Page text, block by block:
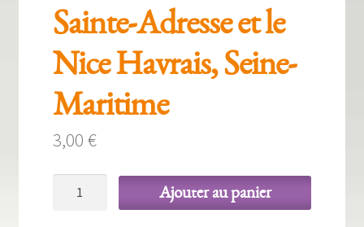
Sainte-Adresse et le
Nice Havrais, Seine-
Maritime
3,00 €
Ajouter au panier